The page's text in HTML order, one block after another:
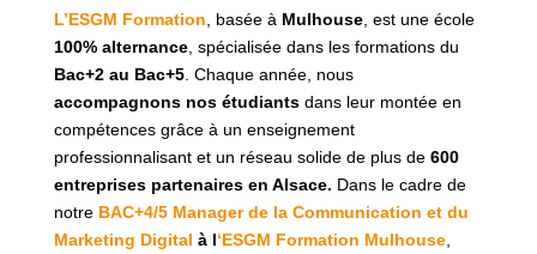
L’ESGM Formation , basée à Mulhouse, est une école
100% alternance, spécialisée dans les formations du
Bac+2 au Bac+5. Chaque année, nous
accompagnons nos étudiantsdans leur montée en
compétences grâce à un enseignement
professionnalisant et un réseau solide de plus de 600
entreprises partenaires en Alsace. Dans le cadre de
notre BAC+4/5 Manager de la Communication et du
Marketing Digital à l‘ESGM Formation Mulhouse,